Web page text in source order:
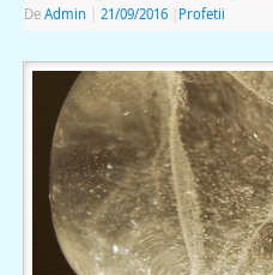
De Admin 21/09/2016 Profetii